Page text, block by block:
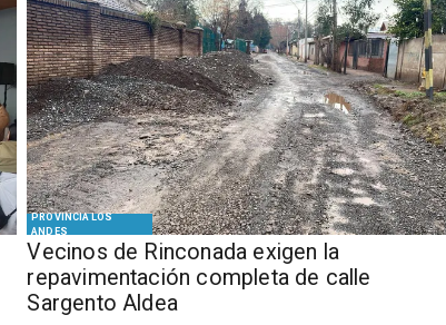
PROVINCIA LOS
ANDES
Vecinos de Rinconada exigen la
repavimentación completa de calle
Sargento Aldea